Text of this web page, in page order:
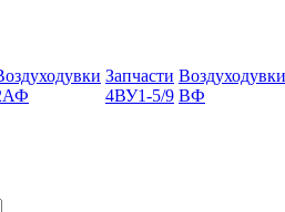
Запчасти
4ВУ1-5/9
Воздуходувки
ВФ